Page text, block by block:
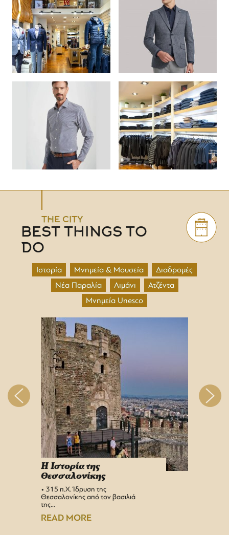
THE CITY
BEST THINGS TO
DO
Ιστορία Μνημεία & Μουσεία
Διαδρομές
Νέα Παραλία
Λιμάνι
Ατζέντα
Μνημεία Unesco
H Iστορία της
Θεσσαλονίκης
• 315 π.Χ. Ίδρυση της
Θεσσαλονίκης από τον βασιλιά
της…
READ MORE